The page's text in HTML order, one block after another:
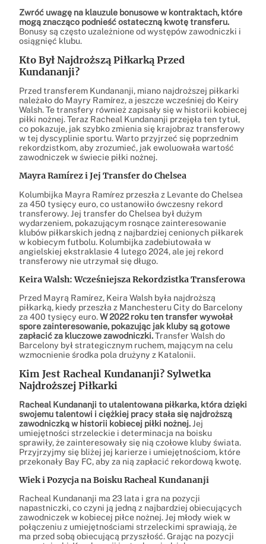
Zwróć uwagę na klauzule bonusowe w kontraktach, które
mogą znacząco podnieść ostateczną kwotę transferu.
Bonusy są często uzależnione od występów zawodniczki i
osiągnięć klubu.
Kto Był Najdroższą Piłkarką Przed
Kundananji?
Przed transferem Kundananji, miano najdroższej piłkarki
należało do Mayry Ramírez, a jeszcze wcześniej do Keiry
Walsh. Te transfery również zapisały się w historii kobiecej
piłki nożnej. Teraz Racheal Kundananji przejęła ten tytuł,
co pokazuje, jak szybko zmienia się krajobraz transferowy
w tej dyscyplinie sportu. Warto przyjrzeć się poprzednim
rekordzistkom, aby zrozumieć, jak ewoluowała wartość
zawodniczek w świecie piłki nożnej.
Mayra Ramírez i Jej Transfer do Chelsea
Kolumbijka Mayra Ramírez przeszła z Levante do Chelsea
za 450 tysięcy euro, co ustanowiło ówczesny rekord
transferowy. Jej transfer do Chelsea był dużym
wydarzeniem, pokazującym rosnące zainteresowanie
klubów piłkarskich jedną z najbardziej cenionych piłkarek
w kobiecym futbolu. Kolumbijka zadebiutowała w
angielskiej ekstraklasie 4 lutego 2024, ale jej rekord
transferowy nie utrzymał się długo.
Keira Walsh: Wcześniejsza Rekordzistka Transferowa
Przed Mayrą Ramírez, Keira Walsh była najdroższą
piłkarką, kiedy przeszła z Manchesteru City do Barcelony
za 400 tysięcy euro.W 2022 roku ten transfer wywołał
spore zainteresowanie, pokazując jak kluby są gotowe
zapłacić za kluczowe zawodniczki.Transfer Walsh do
Barcelony był strategicznym ruchem, mającym na celu
wzmocnienie środka pola drużyny z Katalonii.
Kim Jest Racheal Kundananji? Sylwetka
Najdroższej Piłkarki
Racheal Kundananji to utalentowana piłkarka, która dzięki
swojemu talentowi i ciężkiej pracy stała się najdroższą
zawodniczką w historii kobiecej piłki nożnej. Jej
umiejętności strzeleckie i determinacja na boisku
sprawiły, że zainteresowały się nią czołowe kluby świata.
Przyjrzyjmy się bliżej jej karierze i umiejętnościom, które
przekonały Bay FC, aby za nią zapłacić rekordową kwotę.
Wiek i Pozycja na Boisku Racheal Kundananji
Racheal Kundananji ma 23 lata i gra na pozycji
napastniczki, co czyni ją jedną z najbardziej obiecujących
zawodniczek w kobiecej piłce nożnej. Jej młody wiek w
połączeniu z umiejętnościami strzeleckimi sprawiają, że
ma przed sobą obiecującą przyszłość. Grając na pozycji